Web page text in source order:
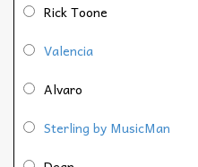
Rick Toone
Valencia
Alvaro
Sterling by MusicMan